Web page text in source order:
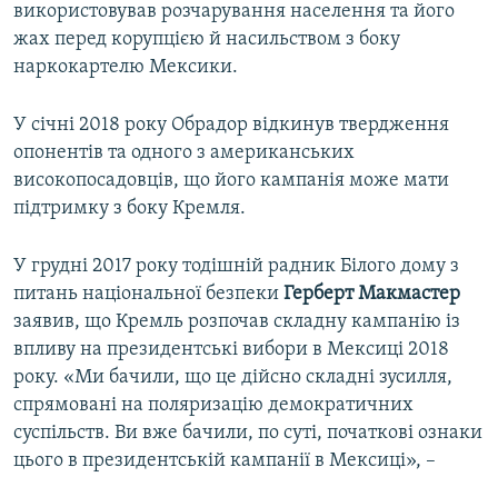
використовував розчарування населення та його
жах перед корупцією й насильством з боку
наркокартелю Мексики.
У січні 2018 року Обрадор відкинув твердження
опонентів та одного з американських
високопосадовців, що його кампанія може мати
підтримку з боку Кремля.
У грудні 2017 року тодішній радник Білого дому з
питань національної безпеки Герберт Макмастер
заявив, що Кремль розпочав складну кампанію із
впливу на президентські вибори в Мексиці 2018
року. «Ми бачили, що це дійсно складні зусилля,
спрямовані на поляризацію демократичних
суспільств. Ви вже бачили, по суті, початкові ознаки
цього в президентській кампанії в Мексиці», –